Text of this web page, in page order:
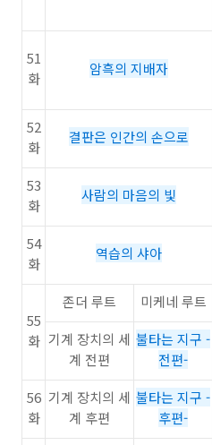
51
화
암흑의 지배자
52
화
결판은 인간의 손으로
53
화
사람의 마음의 빛
54
화
역습의 샤아
55
화
존더 루트 미케네 루트
기계 장치의 세
계 전편
불타는 지구 -
전편-
56
화
기계 장치의 세
계 후편
불타는 지구 -
후편-